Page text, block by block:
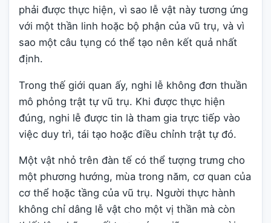
phải được thực hiện, vì sao lễ vật này tương ứng
với một thần linh hoặc bộ phận của vũ trụ, và vì
sao một câu tụng có thể tạo nên kết quả nhất
định.
Trong thế giới quan ấy, nghi lễ không đơn thuần
mô phỏng trật tự vũ trụ. Khi được thực hiện
đúng, nghi lễ được tin là tham gia trực tiếp vào
việc duy trì, tái tạo hoặc điều chỉnh trật tự đó.
Một vật nhỏ trên đàn tế có thể tượng trưng cho
một phương hướng, mùa trong năm, cơ quan của
cơ thể hoặc tầng của vũ trụ. Người thực hành
không chỉ dâng lễ vật cho một vị thần mà còn